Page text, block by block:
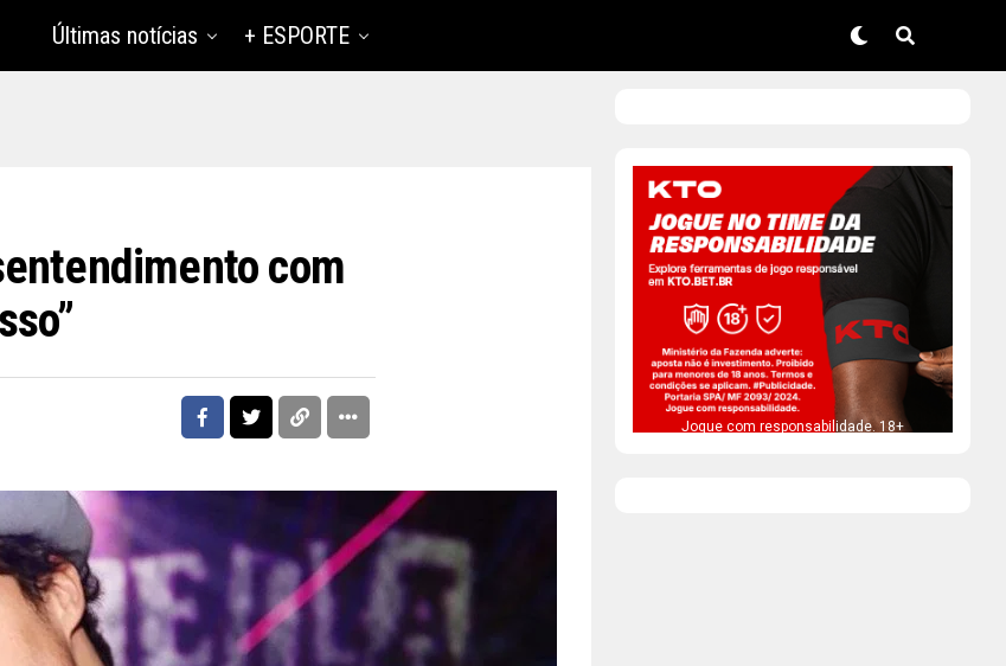
Últimas notícias + ESPORTE
com
Jogue com responsabilidade. 18+